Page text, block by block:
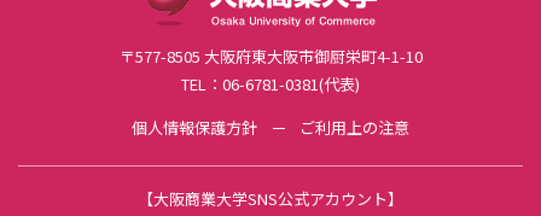
〒577-8505 大阪府東大阪市御厨栄町4-1-10
TEL：06-6781-0381(代表)
個人情報保護方針
ご利用上の注意
【 大阪商業大学SNS公式アカウント】